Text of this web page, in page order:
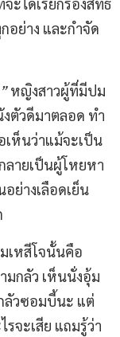
อย่าง และกำจัด
หญิงสาวผู้ที่มีปม
งตัวดีมาตลอด ทำ
เห็นว่าแม้จะเป็น
ลายเป็นผู้โหยหา
ย่างเลือดเย็น
เหสีโจนั้นคือ
มกลัว เห็นนั่งอุ้ม
ลัวซอมบี้นะ แต่
จะเสีย แถมรู้ว่า